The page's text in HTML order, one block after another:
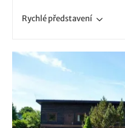
Rychlépředstavení